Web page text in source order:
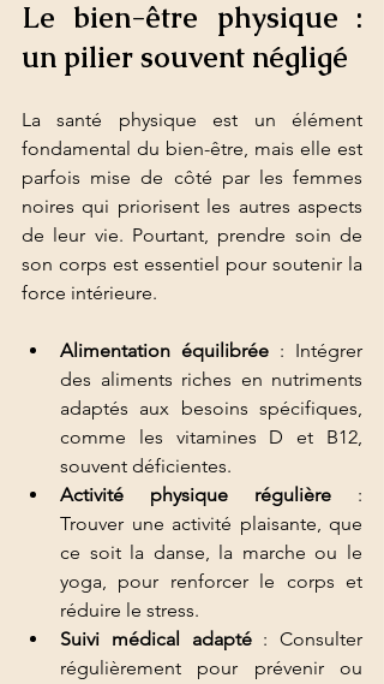
Le bien-être physique :
un pilier souvent négligé
La santé physique est un élément
fondamental du bien-être, mais elle est
parfois mise de côté par les femmes
noires qui priorisent les autres aspects
de leur vie. Pourtant, prendre soin de
son corps est essentiel pour soutenir la
force intérieure.
Alimentation équilibrée : Intégrer
des aliments riches en nutriments
adaptés aux besoins spécifiques,
comme les vitamines D et B12,
souvent déficientes.
Activité physique régulière :
Trouver une activité plaisante, que
ce soit la danse, la marche ou le
yoga, pour renforcer le corps et
réduire le stress.
Suivi médical adapté : Consulter
régulièrement pour prévenir ou